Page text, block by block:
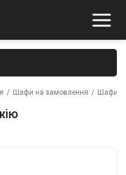
/ Шафи на замовлення / Шафи